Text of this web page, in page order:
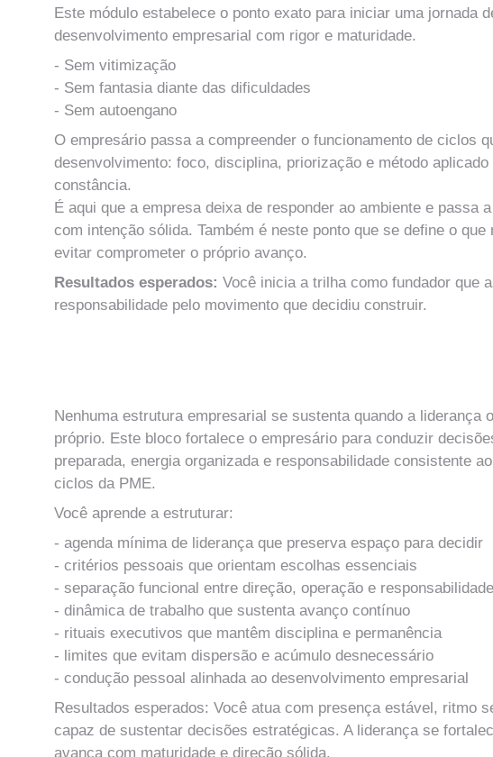
Este módulo estabelece o ponto exato para iniciar uma jornada
desenvolvimento empresarial com rigor e maturidade.
- Sem vitimização
- Sem fantasia diante das dificuldades
- Sem autoengano
O empresário passa a compreender o funcionamento de ciclos
desenvolvimento: foco, disciplina, priorização e método aplicado
constância.
É aqui que a empresa deixa de responder ao ambiente e passa
com intenção sólida. Também é neste ponto que se define o que
evitar comprometer o próprio avanço.
Resultados esperados: Você inicia a trilha como fundador que
responsabilidade pelo movimento que decidiu construir.
Nenhuma estrutura empresarial se sustenta quando a liderança
próprio. Este bloco fortalece o empresário para conduzir
preparada, energia organizada e responsabilidade consistente
ciclos da PME.
Você aprende a estruturar:
- agenda mínima de liderança que preserva espaço para decidir
- critérios pessoais que orientam escolhas essenciais
- separação funcional entre direção, operação e
- dinâmica de trabalho que sustenta avanço contínuo
- rituais executivos que mantêm disciplina e permanência
- limites que evitam dispersão e acúmulo desnecessário
- condução pessoal alinhada ao desenvolvimento empresarial
Resultados esperados: Você atua com presença estável, ritmo
capaz de sustentar decisões estratégicas. A liderança se
avança com maturidade e direção sólida.